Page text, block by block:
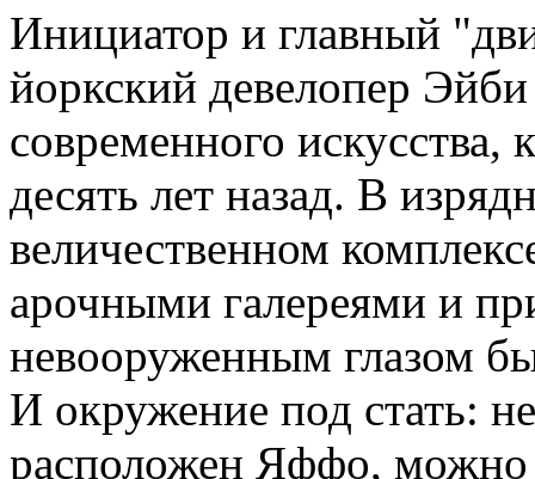
Инициатор и главный
йоркский девелопер
современного искусства,
десять лет назад. В
величественном
арочными галереями и
невооруженным глазом
И окружение под стать:
расположен Яффо, можно